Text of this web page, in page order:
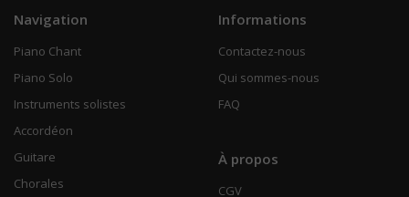
Navigation
Piano Chant
Piano Solo
Instruments solistes
Accordéon
Guitare
Chorales
Informations
Contactez-nous
Qui sommes-nous
FAQ
À propos
CGV